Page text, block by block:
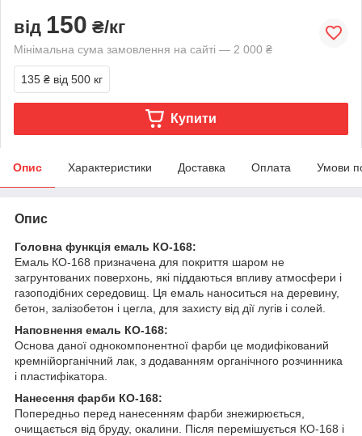
від 150 ₴/кг
Мінімальна сума замовлення на сайті — 2 000 ₴
135 ₴ від 500 кг
Купити
Опис Характеристики Доставка Оплата Умови
Опис
Головна функція емаль КО-168:
Емаль КО-168 призначена для покриття шаром не
загрунтованих поверхонь, які піддаються впливу атмосфери і
газоподібних середовищ. Ця емаль наноситься на деревину,
бетон, залізобетон і цегла, для захисту від дії лугів і солей.
Наповнення емаль КО-168:
Основа даної однокомпонентної фарби це модифікований
кремнійорганічний лак, з додаванням органічного розчинника
і пластифікатора.
Нанесення фарби КО-168:
Попередньо перед нанесенням фарби знежирюється,
очищається від бруду, окалини. Після перемішується КО-168 і